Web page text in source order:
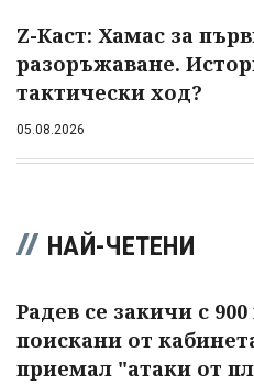
Z-Каст: Хамас за
разоръжаване.
тактически ход?
05.08.2026
НАЙ-ЧЕТЕНИ
Радев се закичи с
поискани от
приемал "атаки от